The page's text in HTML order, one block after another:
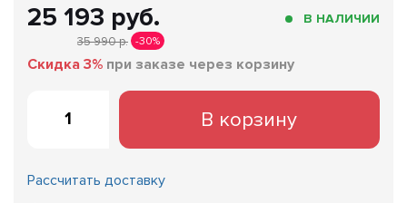
В НАЛИЧИИ
25 193 руб.
35 990 р. -30%
Скидка 3% при заказе через корзину
В корзину
Рассчитать доставку